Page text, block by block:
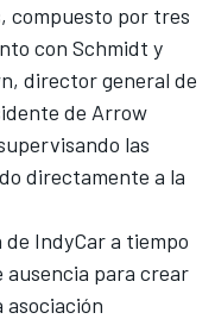
compuesto por tres
con Schmidt y
director general de
de Arrow
las
directamente a la
IndyCar a tiempo
ausencia para crear
asociación